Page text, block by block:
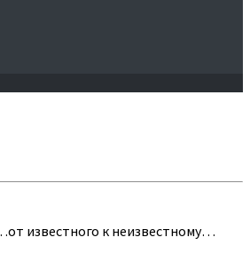
известного к неизвестному…